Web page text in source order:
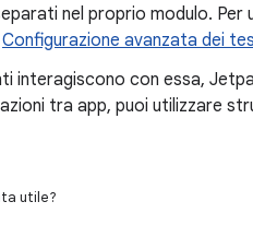
nel proprio modulo. Per
Configurazione avanzata dei
interagiscono con essa,
tra app, puoi utilizzare
utile?